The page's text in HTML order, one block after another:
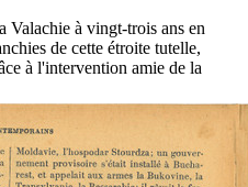
Valachie à vingt-trois ans en
de cette étroite tutelle,
à l'intervention amie de la